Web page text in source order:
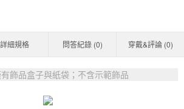
詳細規格 問答紀錄 (0) 穿戴&評論 (0)
飾品盒子與紙袋；不含示範飾品